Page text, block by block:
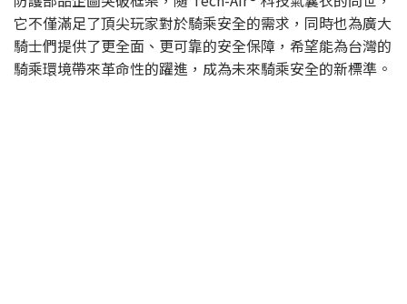
它不僅滿足了頂尖玩家對於騎乘安全的需求，同時也為廣大
騎士們提供了更全面、更可靠的安全保障，希望能為台灣的
騎乘環境帶來革命性的躍進，成為未來騎乘安全的新標準。